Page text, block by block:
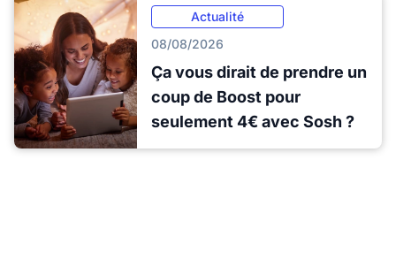
Actualité
08/08/2026
Ça vous dirait de prendre un
coup de Boost pour
seulement 4€ avec Sosh ?